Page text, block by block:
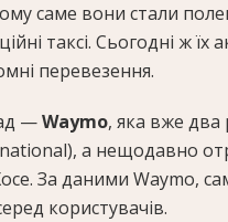
саме вони стали
таксі. Сьогодні ж
перевезення.
—Waymo, яка вже два
а нещодавно
За даними Waymo,
користувачів.